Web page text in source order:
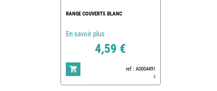
RANGE COUVERTS BLANC
En savoir plus
4,59 €
ref : A0004491
2